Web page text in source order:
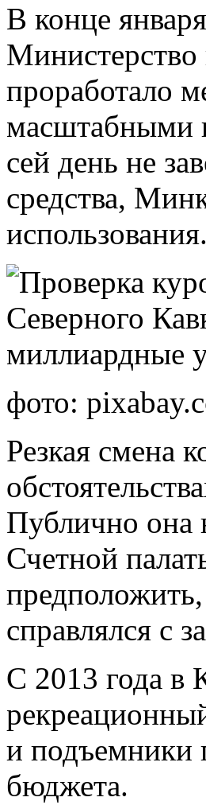
В конце
Министерство
проработало
масштабными
сей день не
средства,
использования.
фото:
Резкая смена
Публично она
Счетной
справлялся с
С 2013 года в
и подъемники
бюджета.